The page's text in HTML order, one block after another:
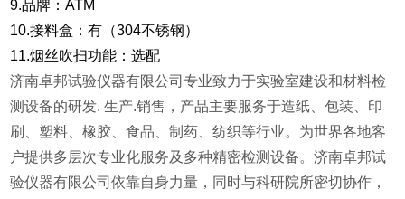
9.品牌：ATM
10.接料盒：有（304不锈钢）
11.烟丝吹扫功能：选配
济南卓邦试验仪器有限公司专业致力于实验室建设和材料检
测设备的研发. 生产.销售，产品主要服务于造纸、包装、印
刷、塑料、橡胶、食品、制药、纺织等行业。为世界各地客
户提供多层次专业化服务及多种精密检测设备。济南卓邦试
验仪器有限公司依靠自身力量，同时与科研院所密切协作，